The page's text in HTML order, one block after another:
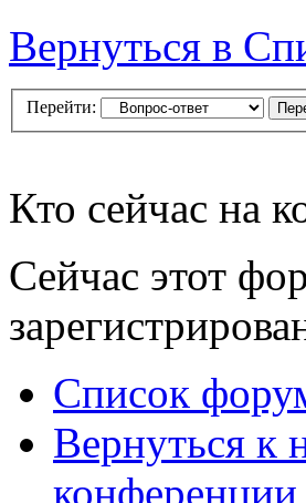
Вернуться в
Перейти:
Кто сейчас на
Сейчас этот
Список
Вернуться к
конференции